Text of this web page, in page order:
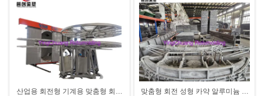
산업용 회전형 기계용 맞춤형 회전
맞춤형 회전 성형 카약 알루미늄 금